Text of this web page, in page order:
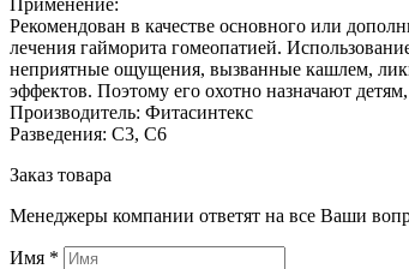
Применение:
Рекомендован в качестве основного или
лечения гайморита гомеопатией.
неприятные ощущения, вызванные кашлем,
эффектов. Поэтому его охотно назначают
Производитель: Фитасинтекс
Разведения: С3, С6
Заказ товара
Менеджеры компании ответят на все Ваши
Имя *